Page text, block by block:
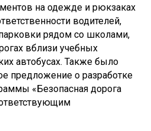
на одежде и рюкзаках
водителей,
рядом со школами,
вблизи учебных
автобусах. Также было
предложение о разработке
«Безопасная дорога